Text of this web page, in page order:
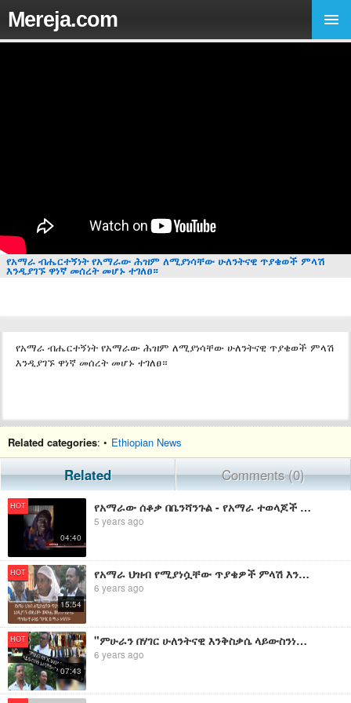
Mereja.com
የአማራ ብሔርተኝነት የአማራው ሕዝም ለሚያነሳቸው ሁለንትናዊ ጥያቄወች ምላሽ
እንዲያገኙ ዋነኛ መሰረት መሆኑ ተገለፀ።
የአማራ ብሔርተኝነት የአማራው ሕዝም ለሚያነሳቸው ሁለንትናዊ ጥያቄወች ምላሽ
እንዲያገኙ ዋነኛ መሰረት መሆኑ ተገለፀ።
Related categories: • Ethiopian News
Related Comments (0)
HOT
04:40
የአማራው ሰቆቃ በቤንሻንጉል - የአማራ ተወላጆች በቀስት እየታደኑ በየቦታው መገደላቸው አላባራም!!
5 years ago
HOT
15:54
የአማራ ህዝብ የሚያነሷቸው ጥያቄዎች ምላሽ እንዲያገኙ መደራጀት መፍትሔ መሆኑን የዐማራ ማኅበራዊ ራዕይ ግንባር ዐ.ማ.ራ አሳሰበ።
6 years ago
HOT
07:43
"ምሁራን በሃገር ሁለንትናዊ እንቅስቃሴ ላይውስንነት አለባቸው።" አስተያየት ሰጭዎች
6 years ago